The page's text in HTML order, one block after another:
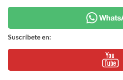
Suscríbete en: